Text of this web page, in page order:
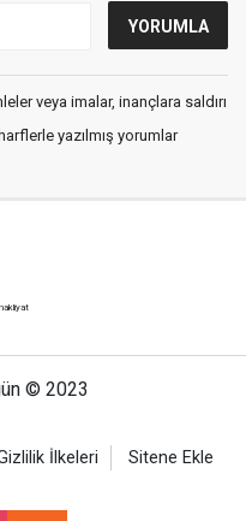
veya imalar, inançlara saldırı
yazılmış yorumlar
© 2023
İlkeleri Sitene Ekle